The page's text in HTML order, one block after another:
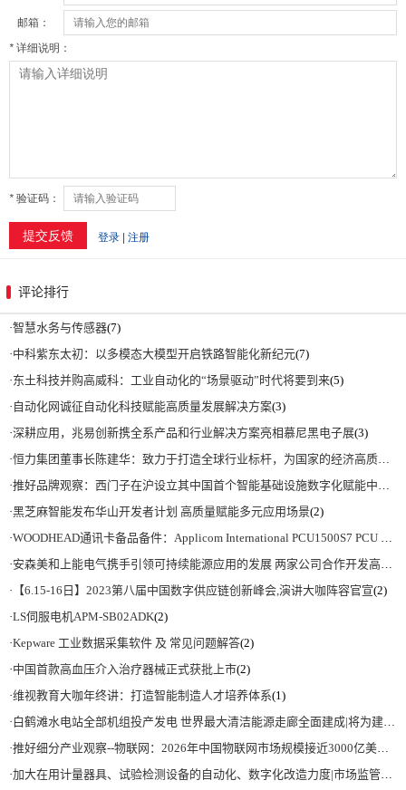
评论排行
·智慧水务与传感器(7)
·中科紫东太初：以多模态大模型开启铁路智能化新纪元(7)
·东土科技并购高威科：工业自动化的“场景驱动”时代将要到来(5)
· 自动化网诚征自动化科技赋能高质量发展解决方案(3)
·深耕应用，兆易创新携全系产品和行业解决方案亮相慕尼黑电子展(3)
·恒力集团董事长陈建华：致力于打造全球行业标杆，为国家的经济高质量发展贡献更大力量|上海电气集团党委书记、董事长吴磊来访
·推好品牌观察：西门子在沪设立其中国首个智能基础设施数字化赋能中心
·黑芝麻智能发布华山开发者计划 高质量赋能多元应用场景(2)
·WOODHEAD通讯卡备品备件：Applicom International PCU1500S7 PCU 1500 S7 V4.5.0
·安森美和上能电气携手引领可持续能源应用的发展 两家公司合作开发高性能储能和太阳能组串式逆变器方案 以实现可持续的未来
· 【6.15-16日】2023第八届中国数字供应链创新峰会,演讲大咖阵容官宣(2)
·LS伺服电机APM-SB02ADK(2)
·Kepware 工业数据采集软件 及 常见问题解答(2)
·中国首款高血压介入治疗器械正式获批上市(2)
·维视教育大咖年终讲：打造智能制造人才培养体系(1)
·白鹤滩水电站全部机组投产发电 世界最大清洁能源走廊全面建成|将为建设新型能源体系、保障国家能源安全、实现“双碳”目标提供有力支撑
·推好细分产业观察--物联网：2026年中国物联网市场规模接近3000亿美元 智慧工厂、智慧城市、智慧电网等将占60%以上
·加大在用计量器具、试验检测设备的自动化、数字化改造力度|市场监管总局 工业和信息化部 关于促进企业计量能力提升的指导意见